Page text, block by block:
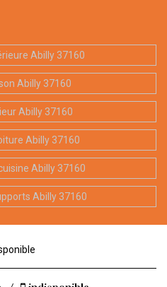
Abilly 37160
Abilly 37160
Abilly 37160
Abilly 37160
Abilly 37160
Abilly 37160